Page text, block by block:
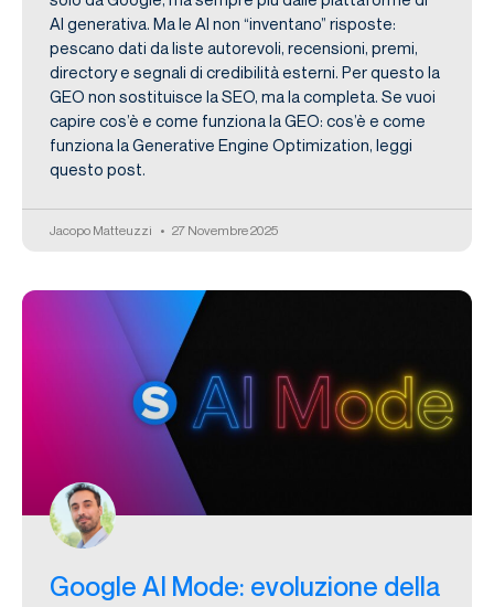
AI generativa. Ma le AI non “inventano” risposte:
pescano dati da liste autorevoli, recensioni, premi,
directory e segnali di credibilità esterni. Per questo la
GEO non sostituisce la SEO, ma la completa. Se vuoi
capire cos’è e come funziona la GEO: cos’è e come
funziona la Generative Engine Optimization, leggi
questo post.
Jacopo Matteuzzi 27 Novembre 2025
Google AI Mode: evoluzione della